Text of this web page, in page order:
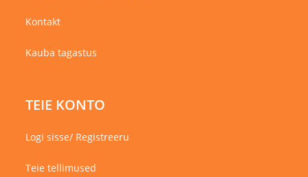
Kontakt
Kauba tagastus
TEIE KONTO
Logi sisse/ Registreeru
Teie tellimused